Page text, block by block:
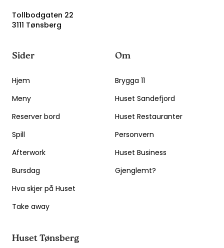
Tollbodgaten 22
3111 Tønsberg
Sider
Hjem
Meny
Reserver bord
Spill
Afterwork
Bursdag
Hva skjer på Huset
Take away
Om
Brygga 11
Huset Sandefjord
Huset Restauranter
Personvern
Huset Business
Gjenglemt?
Huset Tønsberg